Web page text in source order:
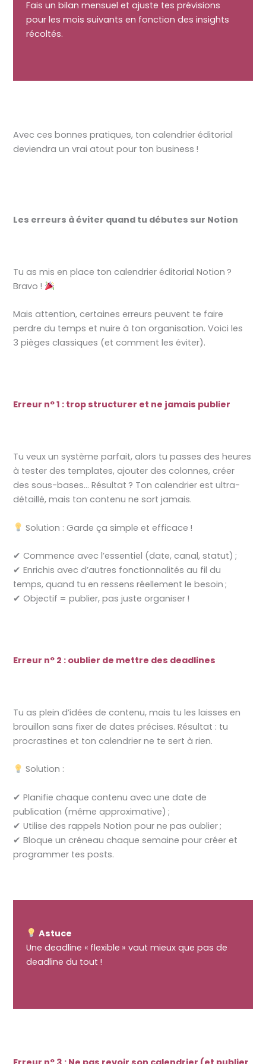
Fais un bilan mensuel et ajuste tes prévisions
pour les mois suivants en fonction des insights
récoltés.
Avec ces bonnes pratiques, ton calendrier éditorial
deviendra un vrai atout pour ton business !
Les erreurs à éviter quand tu débutes sur Notion
Tu as mis en place ton calendrier éditorial Notion ?
Bravo !
Mais attention, certaines erreurs peuvent te faire
perdre du temps et nuire à ton organisation. Voici les
3 pièges classiques (et comment les éviter).
Erreur n° 1 : trop structurer et ne jamais publier
Tu veux un système parfait, alors tu passes des heures
à tester des templates, ajouter des colonnes, créer
des sous-bases… Résultat ? Ton calendrier est ultra-
détaillé, mais ton contenu ne sort jamais.
Solution : Garde ça simple et efficace !
✔ Commence avec l’essentiel (date, canal, statut) ;
✔ Enrichis avec d’autres fonctionnalités au fil du
temps, quand tu en ressens réellement le besoin ;
✔ Objectif = publier, pas juste organiser !
Erreur n° 2 : oublier de mettre des deadlines
Tu as plein d’idées de contenu, mais tu les laisses en
brouillon sans fixer de dates précises. Résultat : tu
procrastines et ton calendrier ne te sert à rien.
Solution :
✔ Planifie chaque contenu avec une date de
publication (même approximative) ;
✔ Utilise des rappels Notion pour ne pas oublier ;
✔ Bloque un créneau chaque semaine pour créer et
programmer tes posts.
Astuce
Une deadline « flexible » vaut mieux que pas de
deadline du tout !